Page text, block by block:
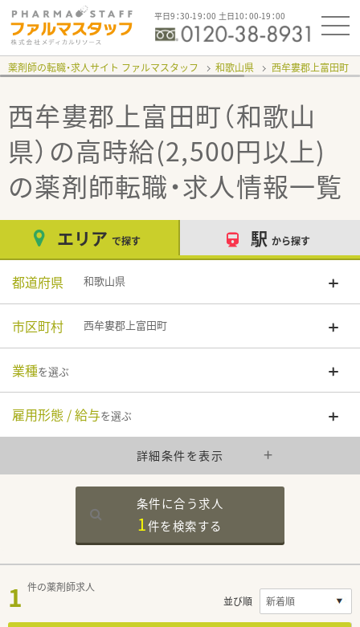
平日9：30-19：00 土日10：00-19：00
薬剤師の転職・求人サイト ファルマスタッフ 和歌山県 西牟婁郡上富田町
西牟婁郡上富田町（和歌山
県）の高時給(2,500円以上)
の薬剤師転職・求人情報一覧
エリア で探す 駅 から探す
都道府県 和歌山県
市区町村 西牟婁郡上富田町
業種を選ぶ
雇用形態 / 給与を選ぶ
詳細条件を表示
条件に合う求人
1件を検索する
1 件の薬剤師求人
並び順